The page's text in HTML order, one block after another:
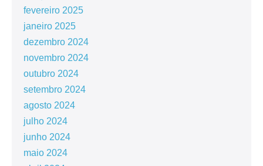
fevereiro 2025
janeiro 2025
dezembro 2024
novembro 2024
outubro 2024
setembro 2024
agosto 2024
julho 2024
junho 2024
maio 2024